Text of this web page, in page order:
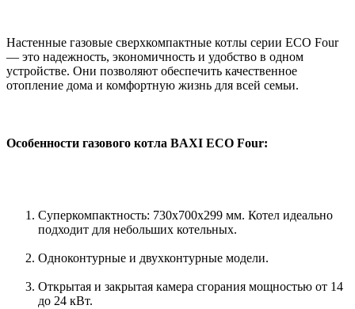
Настенные газовые сверхкомпактные котлы серии ECO Four
— это надежность, экономичность и удобство в одном
устройстве. Они позволяют обеспечить качественное
отопление дома и комфортную жизнь для всей семьи.
Особенности газового котла BAXI ECO Four:
Суперкомпактность: 730х700х299 мм. Котел идеально
подходит для небольших котельных.
Одноконтурные и двухконтурные модели.
Открытая и закрытая камера сгорания мощностью от 14
до 24 кВт.